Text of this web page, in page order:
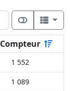
Compteur
1 552
1 089